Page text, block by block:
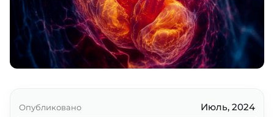
SkQ и MitoQ
Гуманин и его родственники
MOTS-c
Никотинамидрибозид и другие
Опубликовано Июль, 2024